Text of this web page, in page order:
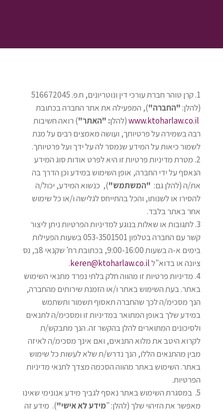
קרן טוהר חברת עורכי דין ונוטריונים, ח.פ. 516672045
(להלן: "החברה"), המפעילה את אתר החברה בכתובת
www.ktoharlaw.co.il(להלן: "האתר") רואה חשיבות
רבה בשמירה על פרטיותך, ועושה מאמצים רבים על מנת
לשמור כיאות על המידע שנמסר לה על ידך ועל פרטיותך.
מטרת מדיניות פרטיות זו היא לפרט אודות סוג המידע
הנאסף על ידי החברה, אופן השימוש במידע וכן הדרך בה
את/ה (להלן גם: "המשתמש"), כנשוא המידע, יכול/ה
להסירו או לשנותו, והכל בהתייחס לגלישה ו/או כל שימוש
אחר באתר בלבד.
לתגובות או שאלות בנוגע למדיניות הפרטיות ניתן ליצור
קשר עם החברה בטלפון 053-3501501 בשעות הפעילות
בימים א-ה בשעות 9:00-16:00, בכתובת רח' שקנאי 8ב, נס
ציונה או בדוא"לkeren@ktoharlaw.co.il
.
מדיניות פרטיות זו מהווה חלק בלתי נפרד מתנאי השימוש
באתר. בעת השימוש באתר ו/או הזמנת שירותים מהחברה,
הנך מסכימ/ה לכך שהחברה תאסוף תשמור ותשתמש
במידע שלך באופן המתואר במדיניות זו ומסכימ/ה לתנאים
ולסיכונים המתוארים להלן בהקשר זה. הנך מתבקש/ת
לקרוא היטב את מלוא התנאים, ואם אינך מסכימ/ה לאיזה
מבין מהתנאים הללו, הנך נדרש/ת שלא לעשות כל שימוש
באתר. השימוש באתר מהווה הסכמה מצדך לתנאי מדיניות
הפרטיות.
במסגרת השימוש באתר נאסף לגביך מידע אנונימי שאינו
מאפשר את הזיהוי שלך (להלן:
"מידע לא אישי"). מידע זה